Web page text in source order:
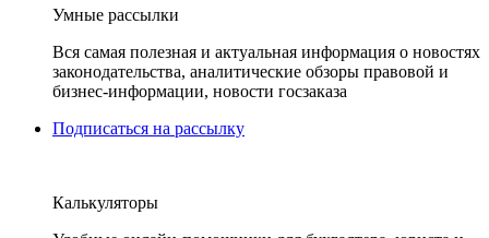
Умные рассылки
Вся самая полезная и актуальная информация о новостях
законодательства, аналитические обзоры правовой и
бизнес-информации, новости госзаказа
Подписаться на рассылку
Калькуляторы